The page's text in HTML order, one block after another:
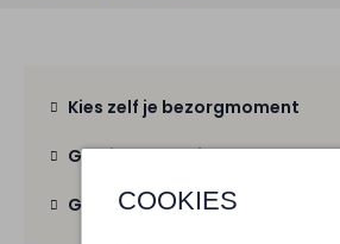
COOKIES
Kies zelf je bezorgmoment
Gratis verzendingvanaf € 100,-
Gratis retourbinnen 30 dagen